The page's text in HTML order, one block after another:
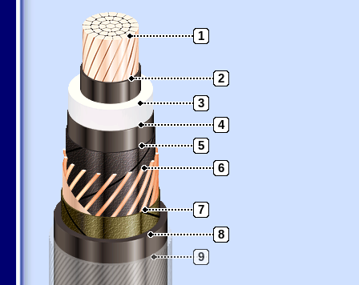
1
2
3
4
5
6
7
8
9